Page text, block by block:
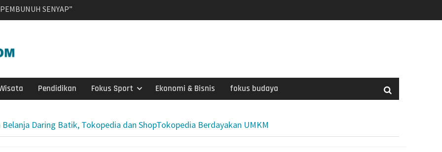
Karanganyar
Dorong
Keaktifan
ke-65, Kakwarnas
Ziarah Khidmat di
CBT Domisili
Pendidikan Fokus Sport Ekonomi & Bisnis fokus budaya
Daring Batik, Tokopedia dan ShopTokopedia Berdayakan UMKM